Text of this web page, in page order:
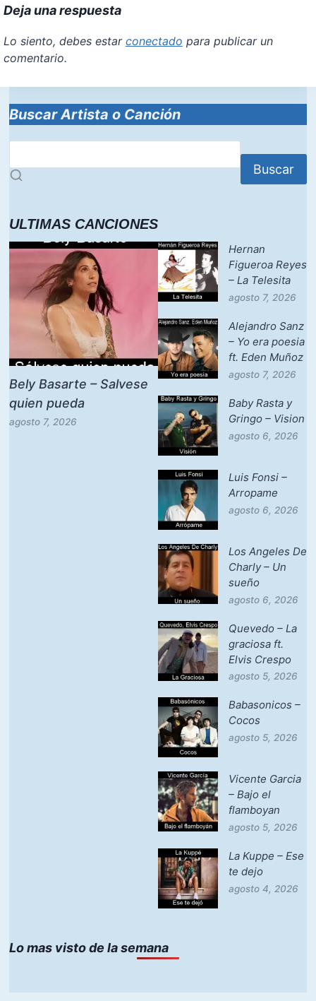
Deja una respuesta
Lo siento, debes estar conectado para publicar un
comentario.
Buscar Artista o Canción
Buscar
ULTIMAS CANCIONES
Bely Basarte – Salvese
quien pueda
agosto 7, 2026
Hernan
Figueroa Reyes
– La Telesita
agosto 7, 2026
Alejandro Sanz
– Yo era poesia
ft. Eden Muñoz
agosto 7, 2026
Baby Rasta y
Gringo – Vision
agosto 6, 2026
Luis Fonsi –
Arropame
agosto 6, 2026
Los Angeles De
Charly – Un
sueño
agosto 6, 2026
Quevedo – La
graciosa ft.
Elvis Crespo
agosto 5, 2026
Babasonicos –
Cocos
agosto 5, 2026
Vicente Garcia
– Bajo el
flamboyan
agosto 5, 2026
La Kuppe – Ese
te dejo
agosto 4, 2026
Lo mas visto de la semana